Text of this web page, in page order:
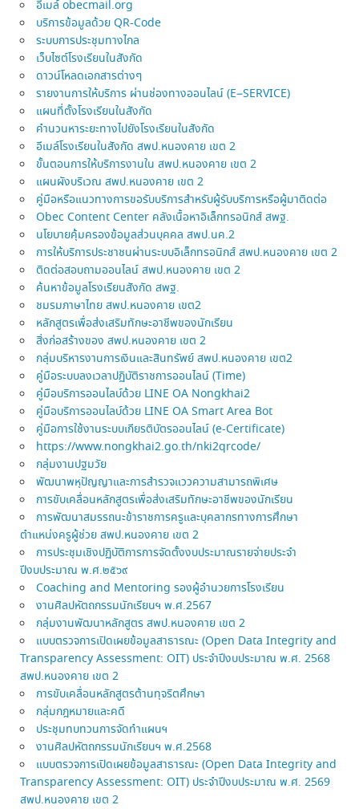
อีเมล์ obecmail.org
บริการข้อมูลด้วย QR-Code
ระบบการประชุมทางไกล
เว็บไซต์โรงเรียนในสังกัด
ดาวน์โหลดเอกสารต่างๆ
รายงานการให้บริการ ผ่านช่องทางออนไลน์ (E–SERVICE)
แผนที่ตั้งโรงเรียนในสังกัด
คำนวนหาระยะทางไปยังโรงเรียนในสังกัด
อีเมล์โรงเรียนในสังกัด สพป.หนองคาย เขต 2
ขั้นตอนการให้บริการงานใน สพป.หนองคาย เขต 2
แผนผังบริเวณ สพป.หนองคาย เขต 2
คู่มือหรือแนวทางการขอรับบริการสำหรับผู้รับบริการหรือผู้มาติดต่อ
Obec Content Center คลังเนื้อหาอิเล็กทรอนิกส์ สพฐ.
นโยบายคุ้มครองข้อมูลส่วนบุคคล สพป.นค.2
การให้บริการประชาชนผ่านระบบอิเล็กทรอนิกส์ สพป.หนองคาย เขต 2
ติดต่อสอบถามออนไลน์ สพป.หนองคาย เขต 2
ค้นหาข้อมูลโรงเรียนสังกัด สพฐ.
ชมรมภาษาไทย สพป.หนองคาย เขต2
หลักสูตรเพื่อส่งเสริมทักษะอาชีพของนักเรียน
สิ่งก่อสร้างของ สพป.หนองคาย เขต 2
กลุ่มบริหารงานการเงินและสินทรัพย์ สพป.หนองคาย เขต2
คู่มือระบบลงเวลาปฏิบัติราชการออนไลน์ (Time)
คู่มือบริการออนไลบ์ด้วย LINE OA Nongkhai2
คู่มือบริการออนไลบ์ด้วย LINE OA Smart Area Bot
คู่มือการใช้งานระบบเกียรติบัตรออนไลน์ (e-Certificate)
https://www.nongkhai2.go.th/nki2qrcode/
กลุ่มงานปฐมวัย
พัฒนาพหุปัญญาและการสำรวจแววความสามารถพิเศษ
การขับเคลื่อนหลักสูตรเพื่อส่งเสริมทักษะอาชีพของนักเรียน
การพัฒนาสมรรถนะข้าราชการครูและบุคลากรทางการศึกษา
ตำแหน่งครูผู้ช่วย สพป.หนองคาย เขต 2
การประชุมเชิงปฏิบัติการการจัดตั้งงบประมาณรายจ่ายประจำ
ปีงบประมาณ พ.ศ.๒๕๖๙
Coaching and Mentoring รองผู้อำนวยการโรงเรียน
งานศิลปหัตถกรรมนักเรียนฯ พ.ศ.2567
กลุ่มงานพัฒนาหลักสูตร สพป.หนองคาย เขต 2
แบบตรวจการเปิดเผยข้อมูลสาธารณะ (Open Data Integrity and
Transparency Assessment: OIT) ประจำปีงบประมาณ พ.ศ. 2568
สพป.หนองคาย เขต 2
การขับเคลื่อนหลักสูตรต้านทุจริตศึกษา
กลุ่มกฎหมายและคดี
ประชุมทบทวนการจัดทำแผนฯ
งานศิลปหัตถกรรมนักเรียนฯ พ.ศ.2568
แบบตรวจการเปิดเผยข้อมูลสาธารณะ (Open Data Integrity and
Transparency Assessment: OIT) ประจำปีงบประมาณ พ.ศ. 2569
สพป.หนองคาย เขต 2